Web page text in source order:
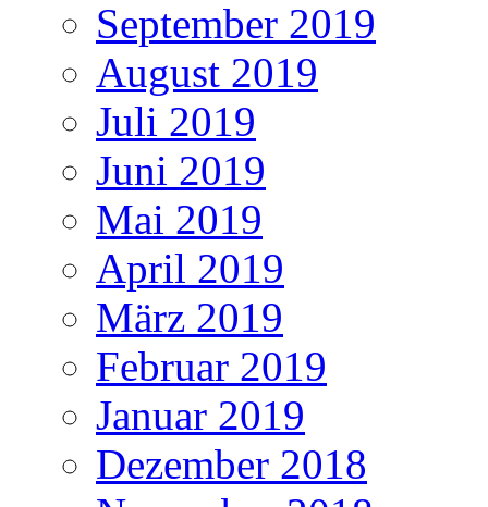
September 2019
August 2019
Juli 2019
Juni 2019
Mai 2019
April 2019
März 2019
Februar 2019
Januar 2019
Dezember 2018